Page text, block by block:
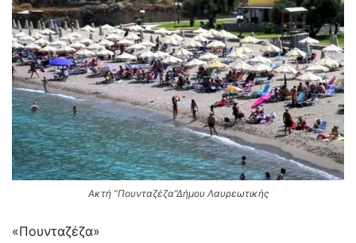
Ακτή “Πουνταζέζα”Δήμου Λαυρεωτικής
«Πουνταζέζα»